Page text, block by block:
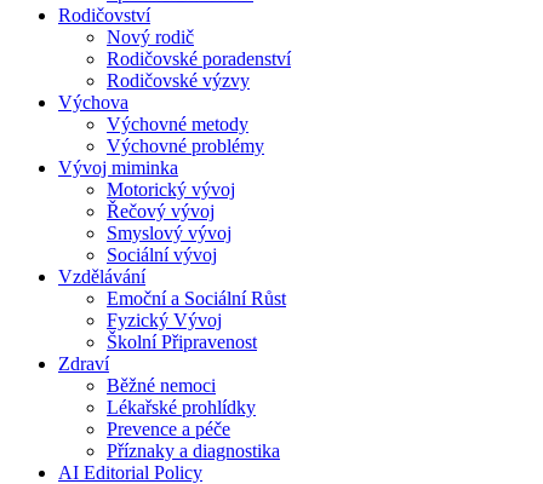
Rodičovství
Nový rodič
Rodičovské poradenství
Rodičovské výzvy
Výchova
Výchovné metody
Výchovné problémy
Vývoj miminka
Motorický vývoj
Řečový vývoj
Smyslový vývoj
Sociální vývoj
Vzdělávání
Emoční a Sociální Růst
Fyzický Vývoj
Školní Připravenost
Zdraví
Běžné nemoci
Lékařské prohlídky
Prevence a péče
Příznaky a diagnostika
AI Editorial Policy